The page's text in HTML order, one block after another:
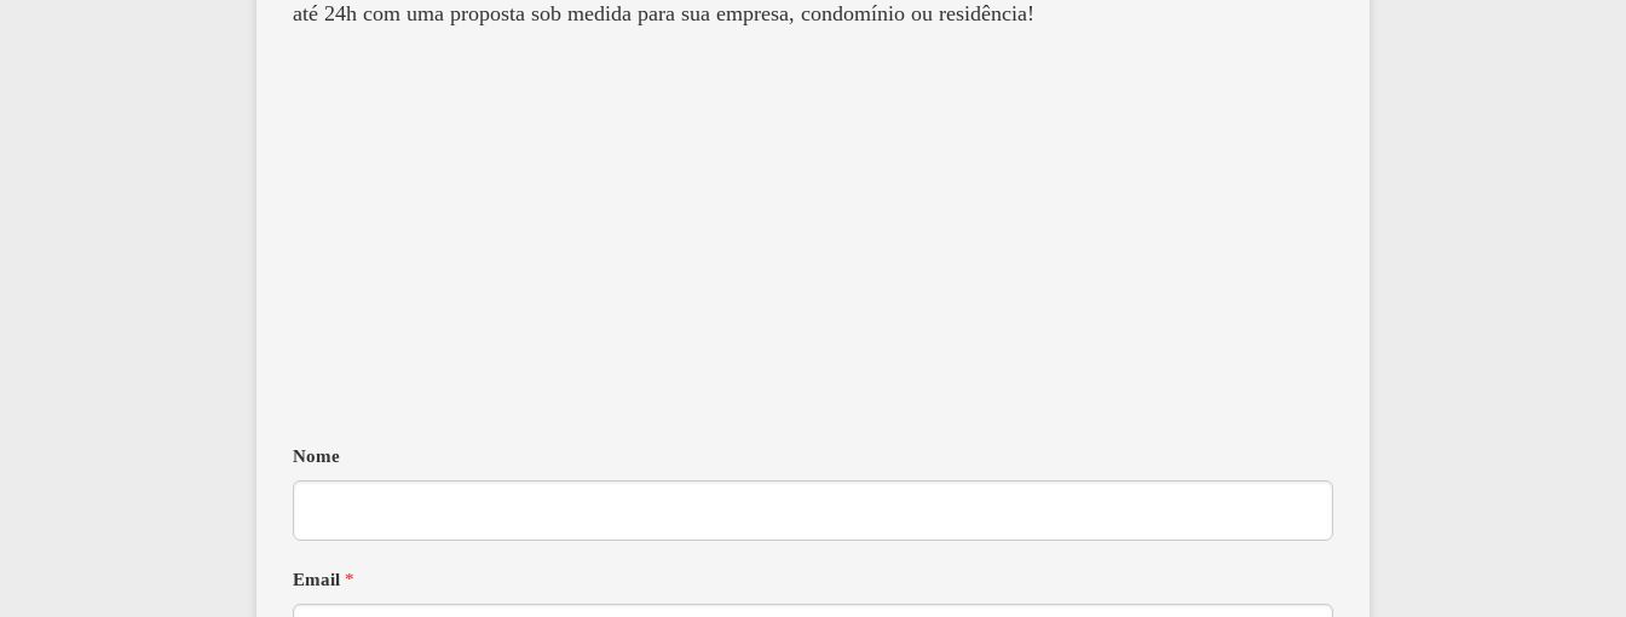
até 24h com uma proposta sob medida para sua empresa, condomínio ou residência!
Nome
Email *